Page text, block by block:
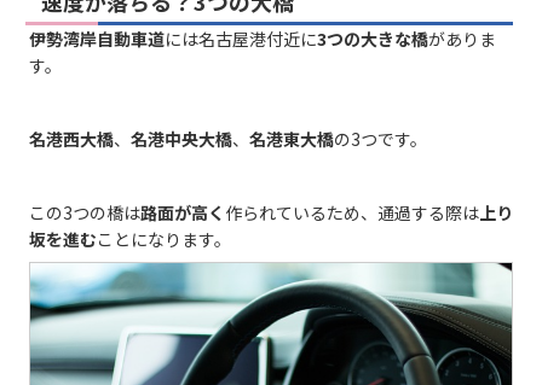
伊勢湾岸自動車道には名古屋港付近に3つの大きな橋がありま
す。
名港西大橋、 名港中央大橋、 名港東大橋の3つです。
この3つの橋は路面が高く 作られているため、通過する際は 上り
坂を進むことになります。